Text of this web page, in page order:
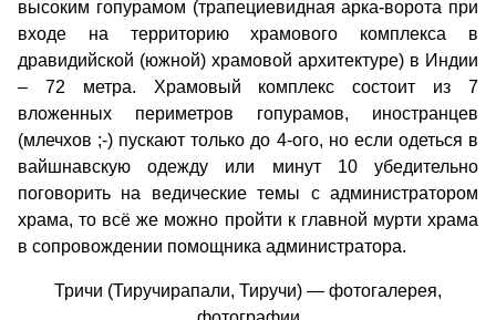
высоким гопурамом (трапециевидная арка-ворота при
входе на территорию храмового комплекса в
дравидийской (южной) храмовой архитектуре) в Индии
– 72 метра. Храмовый комплекс состоит из 7
вложенных периметров гопурамов, иностранцев
(млечхов ;-) пускают только до 4-ого, но если одеться в
вайшнавскую одежду или минут 10 убедительно
поговорить на ведические темы с администратором
храма, то всё же можно пройти к главной мурти храма
в сопровождении помощника администратора.
Тричи (Тиручирапали, Тиручи) — фотогалерея,